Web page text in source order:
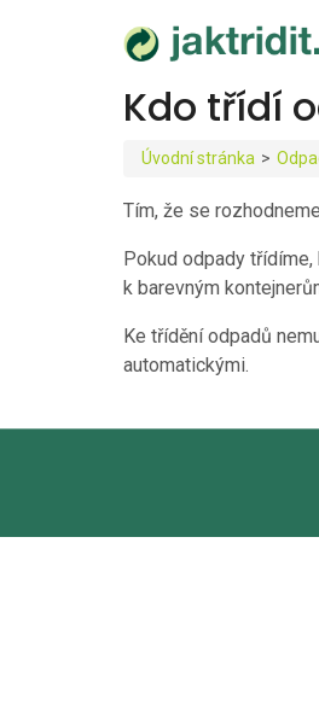
Kdo třídí
Úvodní stránka >
Tím, že se
Pokud odpady
k barevným
Ke třídění odpadů
automatickými.